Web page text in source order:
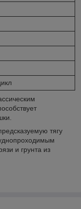
тягу
и грунта из